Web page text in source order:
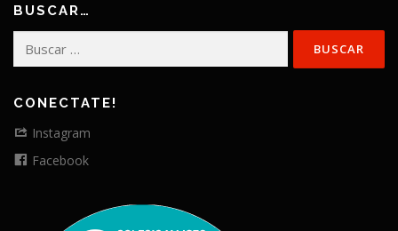
BUSCAR…
CONECTATE!
Instagram
Facebook